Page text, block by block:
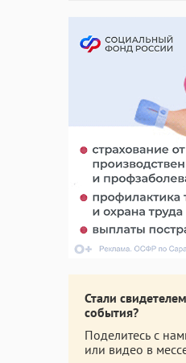
Стали
события?
Поделитесь с
или видео в